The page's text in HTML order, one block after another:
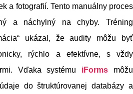
a fotografií. Tento manuálny proces
a náchylný na chyby. Tréning
ukázal, že audity môžu byť
rýchlo a efektívne, s vždy
Vďaka systému iForms môžu
do štruktúrovanej databázy a